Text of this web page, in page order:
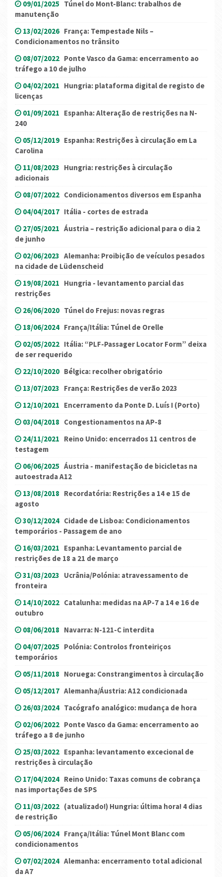
09/01/2025 Túnel do Mont-Blanc: trabalhos de
manutenção
13/02/2026 França: Tempestade Nils –
Condicionamentos no trânsito
08/07/2022 Ponte Vasco da Gama: encerramento ao
tráfego a 10 de julho
04/02/2021 Hungria: plataforma digital de registo de
licenças
01/09/2021 Espanha: Alteração de restrições na N-
240
05/12/2019 Espanha: Restrições à circulação em La
Carolina
11/08/2023 Hungria: restrições à circulação
adicionais
08/07/2022 Condicionamentos diversos em Espanha
04/04/2017 Itália - cortes de estrada
27/05/2021 Áustria – restrição adicional para o dia 2
de junho
02/06/2023 Alemanha: Proibição de veículos pesados
na cidade de Lüdenscheid
19/08/2021 Hungria - levantamento parcial das
restrições
26/06/2020 Túnel do Frejus: novas regras
18/06/2024 França/Itália: Túnel de Orelle
02/05/2022 Itália: “PLF-Passager Locator Form” deixa
de ser requerido
22/10/2020 Bélgica: recolher obrigatório
13/07/2023 França: Restrições de verão 2023
12/10/2021 Encerramento da Ponte D. Luís I (Porto)
03/04/2018 Congestionamentos na AP-8
24/11/2021 Reino Unido: encerrados 11 centros de
testagem
06/06/2025 Áustria - manifestação de bicicletas na
autoestrada A12
13/08/2018 Recordatória: Restrições a 14 e 15 de
agosto
30/12/2024 Cidade de Lisboa: Condicionamentos
temporários - Passagem de ano
16/03/2021 Espanha: Levantamento parcial de
restrições de 18 a 21 de março
31/03/2023 Ucrânia/Polónia: atravessamento de
fronteira
14/10/2022 Catalunha: medidas na AP-7 a 14 e 16 de
outubro
08/06/2018 Navarra: N-121-C interdita
04/07/2025 Polónia: Controlos fronteiriços
temporários
05/11/2018 Noruega: Constrangimentos à circulação
05/12/2017 Alemanha/Áustria: A12 condicionada
26/03/2024 Tacógrafo analógico: mudança de hora
02/06/2022 Ponte Vasco da Gama: encerramento ao
tráfego a 8 de junho
25/03/2022 Espanha: levantamento excecional de
restrições à circulação
17/04/2024 Reino Unido: Taxas comuns de cobrança
nas importações de SPS
11/03/2022 (atualizado!) Hungria: última hora! 4 dias
de restrição
05/06/2024 França/Itália: Túnel Mont Blanc com
condicionamentos
07/02/2024 Alemanha: encerramento total adicional
da A7